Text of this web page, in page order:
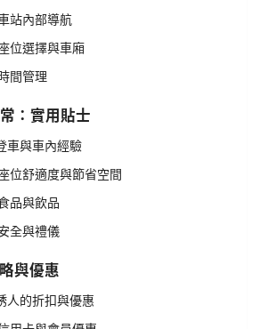
站內部導航
位選擇與車廂
間管理
：實用貼士
車與車內經驗
位舒適度與節省空間
品與飲品
全與禮儀
與優惠
人的折扣與優惠